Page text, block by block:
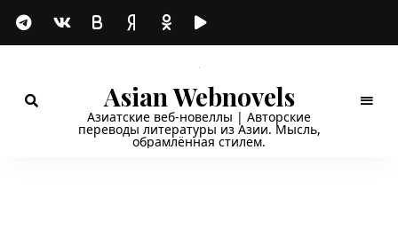
Asian Webnovels
Азиатские веб-новеллы | Авторские
переводы литературы из Азии. Мысль,
обрамлённая стилем.